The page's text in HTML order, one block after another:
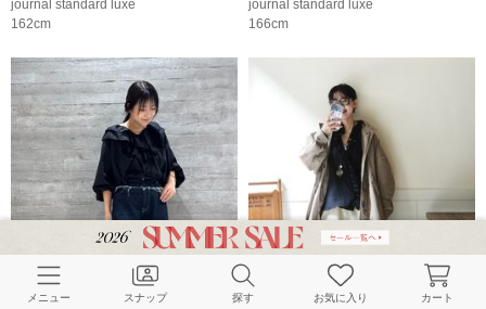
journal standard luxe
162cm
journal standard luxe
166cm
メニュー スナップ 探す お気に入り カート